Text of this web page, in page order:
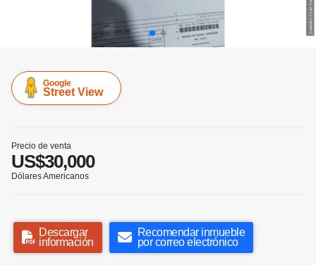
Google
Street View
Precio de venta
US$30,000
Dólares Americanos
Descargar
información
Recomendar inmueble
por correo electrónico